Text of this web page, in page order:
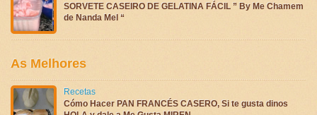
SORVETE CASEIRO DE GELATINA FÁCIL ” By Me Chamem
de Nanda Mel “
As Melhores
Recetas
Cómo Hacer PAN FRANCÉS CASERO, Si te gusta dinos